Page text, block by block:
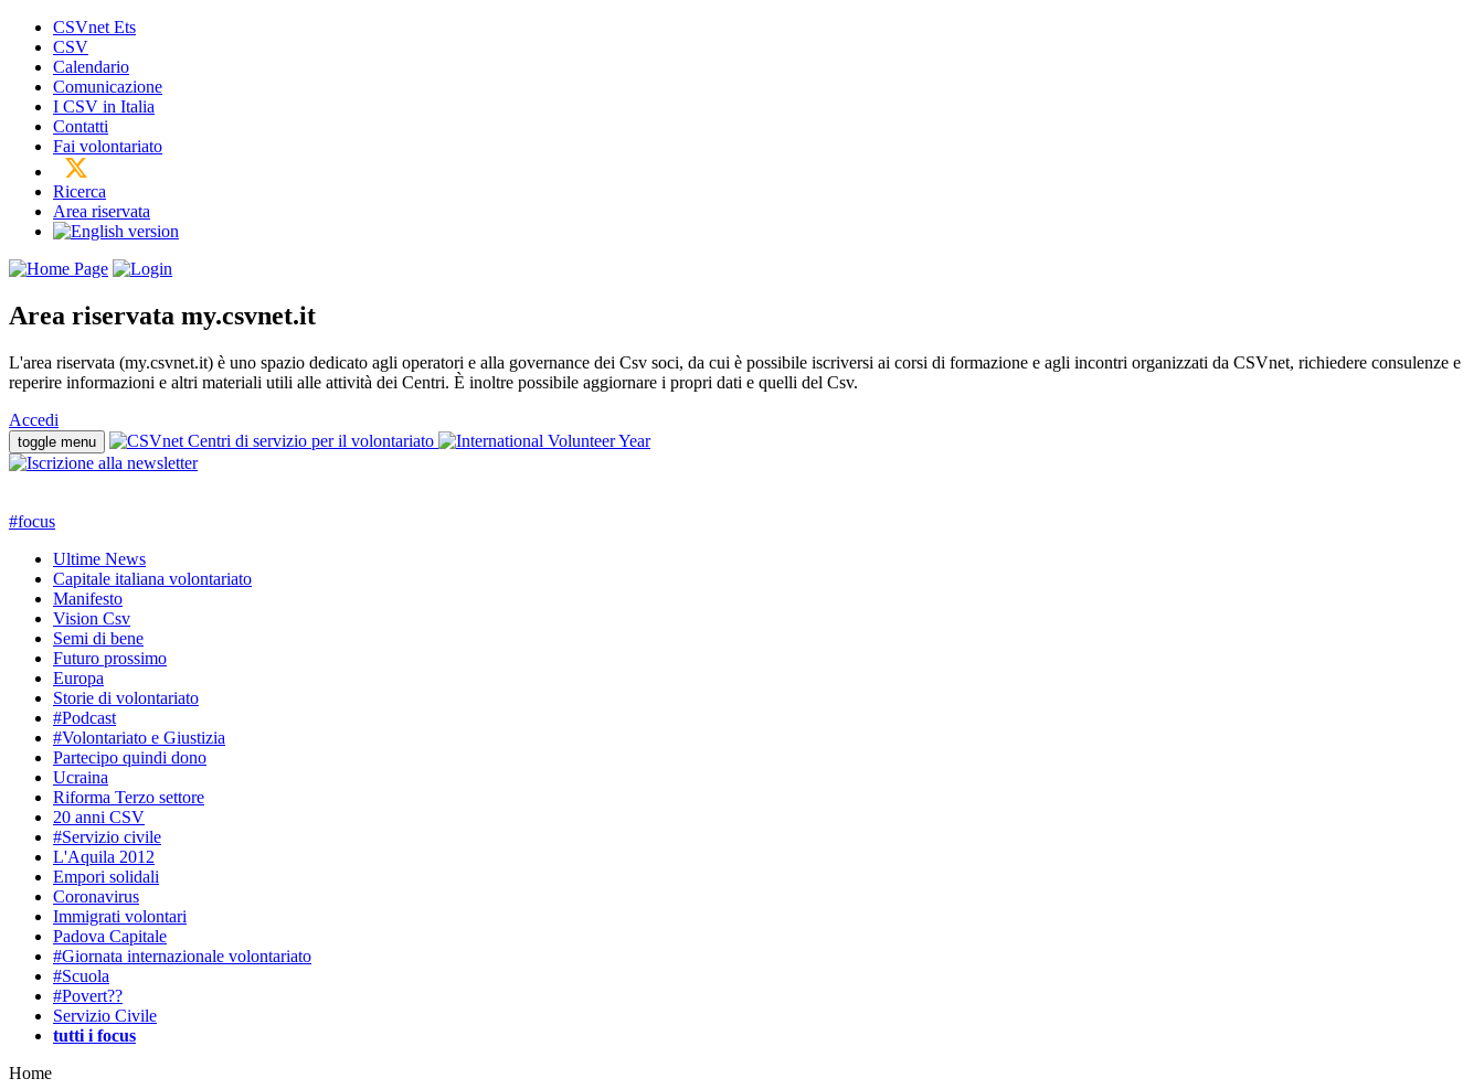
CSVnet Ets
CSV
Calendario
Comunicazione
I CSV in Italia
Contatti
Fai volontariato
Ricerca
Area riservata
Area riservata my.csvnet.it
L'area riservata (my.csvnet.it) è uno spazio dedicato agli operatori e alla governance dei Csv soci, da cui è possibile iscriversi ai corsi di formazione e agli incontri organizzati da CSVnet, richiedere consulenze e
reperire informazioni e altri materiali utili alle attività dei Centri. È inoltre possibile aggiornare i propri dati e quelli del Csv.
Accedi
toggle menu
#focus
Ultime News
Capitale italiana volontariato
Manifesto
Vision Csv
Semi di bene
Futuro prossimo
Europa
Storie di volontariato
#Podcast
#Volontariato e Giustizia
Partecipo quindi dono
Ucraina
Riforma Terzo settore
20 anni CSV
#Servizio civile
L'Aquila 2012
Empori solidali
Coronavirus
Immigrati volontari
Padova Capitale
#Giornata internazionale volontariato
#Scuola
#Povert??
Servizio Civile
tutti i focus
Home